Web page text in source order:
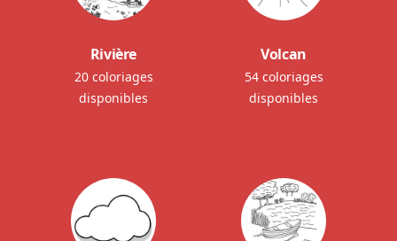
Rivière
20 coloriages
disponibles
Volcan
54 coloriages
disponibles